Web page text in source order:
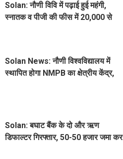
Solan: नौणी विवि में पढ़ाई हुई महंगी,
स्नातक व पीजी की फीस में 20,000 से
Solan News: नौणी विश्वविद्यालय में
स्थापित होगा NMPB का क्षेत्रीय केंद्र,
Solan: बघाट बैंक के दो और ऋण
डिफाल्टर गिरफ्तार, 50-50 हजार जमा कर